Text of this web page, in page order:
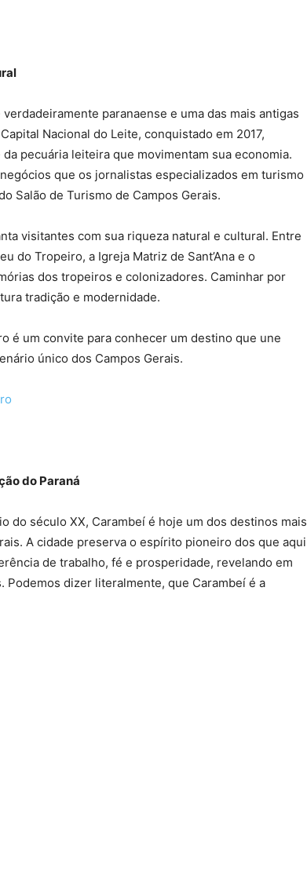
paranaense e uma das mais antigas
Nacional do Leite, conquistado em 2017,
pecuária leiteira que movimentam sua economia.
que os jornalistas especializados em turismo
Salão de Turismo de Campos Gerais.
visitantes com sua riqueza natural e cultural. Entre
do Tropeiro, a Igreja Matriz de Sant’Ana e o
dos tropeiros e colonizadores. Caminhar por
tradição e modernidade.
é um convite para conhecer um destino que une
único dos Campos Gerais.
do Paraná
do século XX, Carambeí é hoje um dos destinos mais
A cidade preserva o espírito pioneiro dos que aqui
de trabalho, fé e prosperidade, revelando em
Podemos dizer literalmente, que Carambeí é a